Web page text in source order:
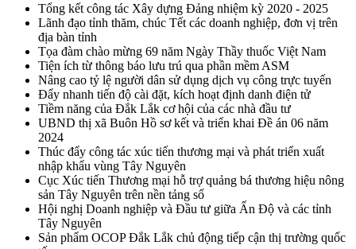
Tổng kết công tác Xây dựng Đảng nhiệm kỳ 2020 - 2025
Lãnh đạo tỉnh thăm, chúc Tết các doanh nghiệp, đơn vị trên
địa bàn tỉnh
Tọa đàm chào mừng 69 năm Ngày Thầy thuốc Việt Nam
Tiện ích từ thông báo lưu trú qua phần mềm ASM
Nâng cao tỷ lệ người dân sử dụng dịch vụ công trực tuyến
Đẩy nhanh tiến độ cài đặt, kích hoạt định danh điện tử
Tiềm năng của Đắk Lắk cơ hội của các nhà đầu tư
UBND thị xã Buôn Hồ sơ kết và triển khai Đề án 06 năm
2024
Thúc đẩy công tác xúc tiến thương mại và phát triển xuất
nhập khẩu vùng Tây Nguyên
Cục Xúc tiến Thương mại hỗ trợ quảng bá thương hiệu nông
sản Tây Nguyên trên nền tảng số
Hội nghị Doanh nghiệp và Đầu tư giữa Ấn Độ và các tỉnh
Tây Nguyên
Sản phẩm OCOP Đắk Lắk chủ động tiếp cận thị trường quốc